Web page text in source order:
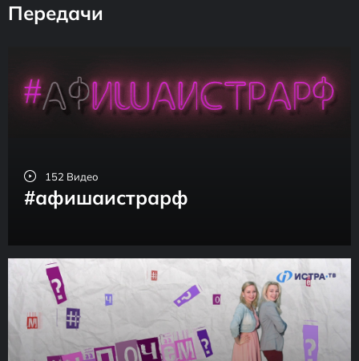
Передачи
152 Видео
#афишаистрарф